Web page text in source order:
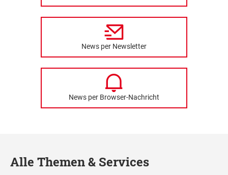
News per Newsletter
News per Browser-Nachricht
Alle Themen & Services